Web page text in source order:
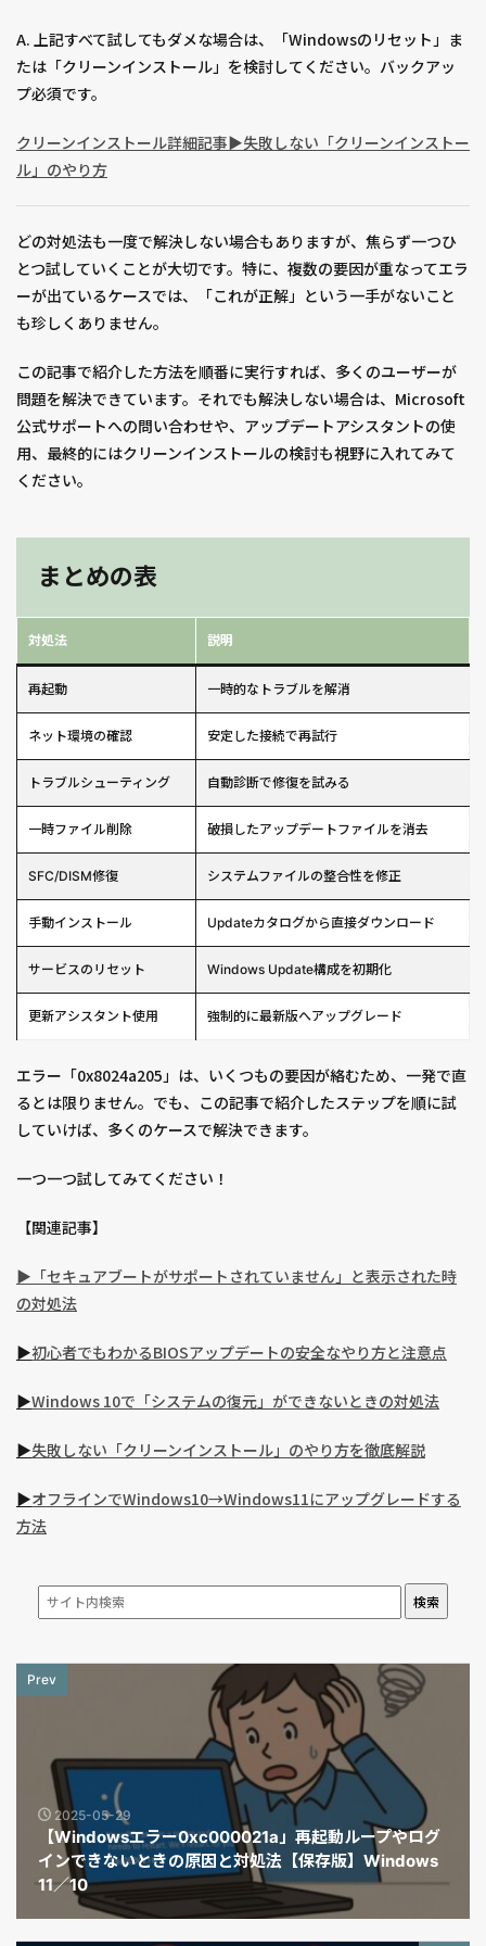
A. 上記すべて試してもダメな場合は、「Windowsのリセット」ま
たは「クリーンインストール」を検討してください。バックアッ
プ必須です。
クリーンインストール詳細記事▶︎失敗しない「クリーンインストー
ル」のやり方
どの対処法も一度で解決しない場合もありますが、焦らず一つひ
とつ試していくことが大切です。特に、複数の要因が重なってエラ
ーが出ているケースでは、「これが正解」という一手がないこと
も珍しくありません。
この記事で紹介した方法を順番に実行すれば、多くのユーザーが
問題を解決できています。それでも解決しない場合は、Microsoft
公式サポートへの問い合わせや、アップデートアシスタントの使
用、最終的にはクリーンインストールの検討も視野に入れてみて
ください。
まとめの表
対処法 説明
再起動 一時的なトラブルを解消
ネット環境の確認 安定した接続で再試行
トラブルシューティング 自動診断で修復を試みる
一時ファイル削除 破損したアップデートファイルを消去
SFC/DISM修復 システムファイルの整合性を修正
手動インストール Updateカタログから直接ダウンロード
サービスのリセット Windows Update構成を初期化
更新アシスタント使用 強制的に最新版へアップグレード
エラー「0x8024a205」は、いくつもの要因が絡むため、一発で直
るとは限りません。でも、この記事で紹介したステップを順に試
していけば、多くのケースで解決できます。
一つ一つ試してみてください！
【関連記事】
▶︎ 「セキュアブートがサポートされていません」と表示された時
の対処法
▶︎初心者でもわかるBIOSアップデートの安全なやり方と注意点
▶︎Windows 10で「システムの復元」ができないときの対処法
▶︎失敗しない「クリーンインストール」のやり方を徹底解説
▶︎オフラインでWindows10→Windows11にアップグレードする
方法
検索
Prev
2025-05-29
【Windowsエラー0xc000021a」再起動ループやログ
インできないときの原因と対処法【保存版】Windows
11／10